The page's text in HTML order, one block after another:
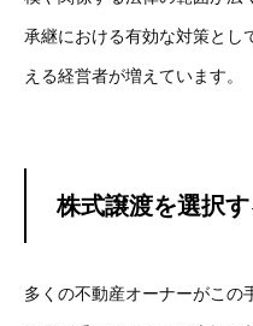
承継における有効な対策とし
える経営者が増えています。
株式譲渡を選択
多くの不動産オーナーがこの